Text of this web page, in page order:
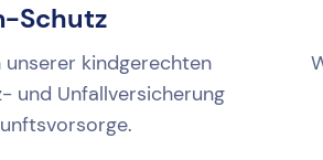
Schutz
kindgerechten
und Unfallversicherung